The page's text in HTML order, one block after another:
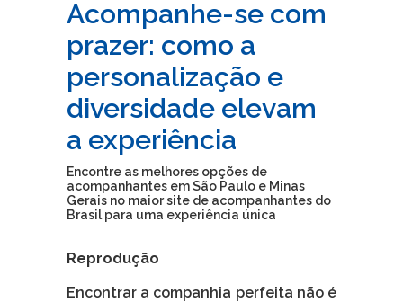
Acompanhe-se com
prazer: como a
personalização e
diversidade elevam
a experiência
Encontre as melhores opções de
acompanhantes em São Paulo e Minas
Gerais no maior site de acompanhantes do
Brasil para uma experiência única
Reprodução
Encontrar a companhia perfeita não é